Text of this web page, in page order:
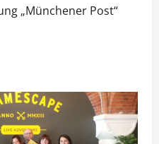
„Münchener Post“